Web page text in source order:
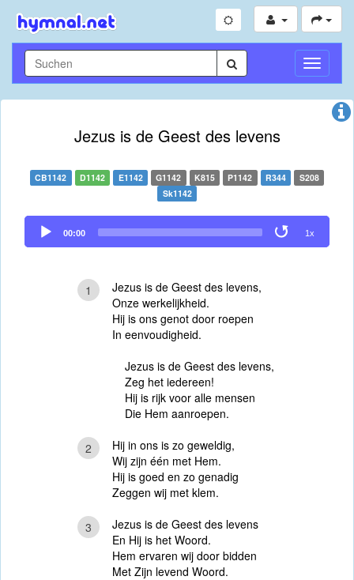
Jezus is de Geest des levens
CB1142 D1142 E1142 G1142 K815 P1142 R344
S208
Sk1142
Audio
Player
00:00 1x
1
Jezus is de Geest des levens,
Onze werkelijkheid.
Hij is ons genot door roepen
In eenvoudigheid.
Jezus is de Geest des levens,
Zeg het iedereen!
Hij is rijk voor alle mensen
Die Hem aanroepen.
2
Hij in ons is zo geweldig,
Wij zijn één met Hem.
Hij is goed en zo genadig
Zeggen wij met klem.
3
Jezus is de Geest des levens
En Hij is het Woord.
Hem ervaren wij door bidden
Met Zijn levend Woord.